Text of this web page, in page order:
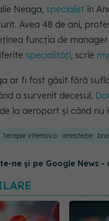
Neaga, specialist în
Avea 48 de ani,
funcția de
specialități, scrie
ar fi fost găsit fără
a survenit decesul.
la aeroport și când nu
terapie intensiva anestezie
ne și pe Google News -